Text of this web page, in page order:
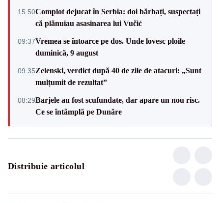
15:50Complot dejucat în Serbia: doi bărbați, suspectați
că plănuiau asasinarea lui Vučić
09:37Vremea se întoarce pe dos. Unde lovesc ploile
duminică, 9 august
09:35Zelenski, verdict după 40 de zile de atacuri: „Sunt
mulțumit de rezultat”
08:29Barjele au fost scufundate, dar apare un nou risc.
Ce se întâmplă pe Dunăre
Distribuie articolul